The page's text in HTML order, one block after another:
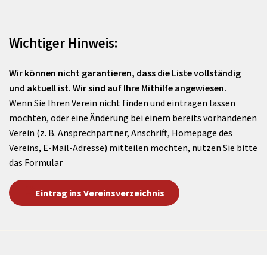
Wichtiger Hinweis:
Wir können nicht garantieren, dass die Liste vollständig
und aktuell ist. Wir sind auf Ihre Mithilfe angewiesen.
Wenn Sie Ihren Verein nicht finden und eintragen lassen
möchten, oder eine Änderung bei einem bereits vorhandenen
Verein (z. B. Ansprechpartner, Anschrift, Homepage des
Vereins, E-Mail-Adresse) mitteilen möchten, nutzen Sie bitte
das Formular
Eintrag ins Vereinsverzeichnis